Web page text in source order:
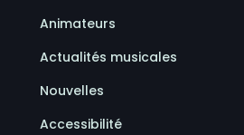
Animateurs
Actualités musicales
Nouvelles
Accessibilité